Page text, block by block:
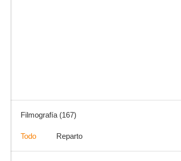
Filmografía (167)
Todo Reparto